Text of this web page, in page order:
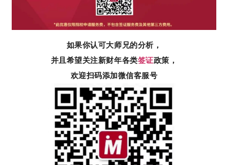
如果你认可大师兄的分析，
并且希望关注新财年各类签证政策，
欢迎扫码添加微信客服号